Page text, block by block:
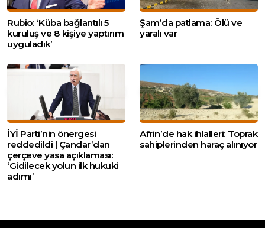
Rubio: ‘Küba bağlantılı 5
kuruluş ve 8 kişiye yaptırım
uyguladık’
Şam’da patlama: Ölü ve
yaralı var
İYİ Parti’nin önergesi
reddedildi | Çandar’dan
çerçeve yasa açıklaması:
‘Gidilecek yolun ilk hukuki
adımı’
Afrin’de hak ihlalleri: Toprak
sahiplerinden haraç alınıyor